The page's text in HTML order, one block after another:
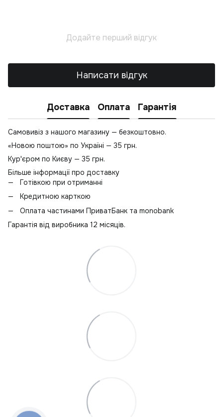
Додайте перший відгук
Написати відгук
Доставка Оплата Гарантія
Самовивіз з нашого магазину — безкоштовно.
«Новою поштою» по Україні — 35 грн.
Кур'єром по Києву — 35 грн.
Більше інформації про доставку
Готівкою при отриманні
Кредитною карткою
Оплата частинами ПриватБанк та monobank
Гарантія від виробника 12 місяців.